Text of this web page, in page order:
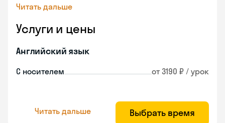
Читать дальше
Услуги и цены
Английский язык
С носителем от 3190 ₽ / урок
Читать дальше Выбрать время